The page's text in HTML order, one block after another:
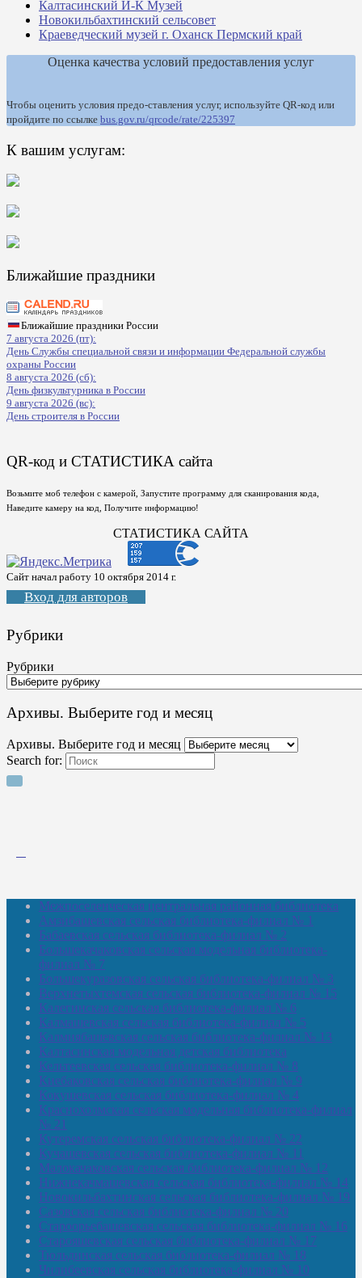
Калтасинский И-К Музей
Новокильбахтинский сельсовет
Краеведческий музей г. Оханск Пермский край
Оценка качества условий предоставления услуг
Чтобы оценить условия предо-ставления услуг, используйте QR-код или
пройдите по ссылке bus.gov.ru/qrcode/rate/225397
К вашим услугам:
Ближайшие праздники
Ближайшие праздники России
7 августа 2026 (пт):
День Службы специальной связи и информации Федеральной службы
охраны России
8 августа 2026 (сб):
День физкультурника в России
9 августа 2026 (вс):
День строителя в России
QR-код и СТАТИСТИКА сайта
Возьмите моб телефон с камерой, Запустите программу для сканирования кода,
Наведите камеру на код, Получите информацию!
СТАТИСТИКА САЙТА
Сайт начал работу 10 октября 2014 г.
Вход для авторов
Рубрики
Рубрики
Архивы. Выберите год и месяц
Архивы. Выберите год и месяц
Search for:
Межпоселенческая центральная районная библиотека
Амзибашевская сельская библиотека-филиал № 1
Бабаевская сельская библиотека-филиал № 2
Большекачаковская сельская модельная библиотека-
филиал № 7
Большекуразовская сельская библиотека-филиал № 3
Верхнетыхтемская сельская библиотека-филиал № 15
Калегинская сельская библиотека-филиал № 6
Калмашевская сельская библиотека-филиал № 5
Калмиябашевская сельская библиотека-филиал № 13
Калтасинская модельная детская библиотека
Кельтеевская сельская библиотека-филиал № 8
Киебаковская сельская библиотека-филиал № 9
Кокушевская сельская библиотека-филиал № 4
Краснохолмская сельская модельная библиотека-филиал
№ 21
Кутеремская сельская библиотека-филиал № 22
Кучашевская сельская библиотека-филиал № 11
Малокачаковская сельская библиотека-филиал № 12
Нижнекачмашевская сельская библиотека-филиал № 14
Новокильбахтинская сельская библиотека-филиал № 19
Сазовская сельская библиотека-филиал № 20
Староорьебашевская сельская библиотека-филиал № 16
Старояшевская сельская библиотека-филиал № 17
Тюльдинская сельская библиотека-филиал № 18
Чилибеевская сельская библиотека-филиал № 10